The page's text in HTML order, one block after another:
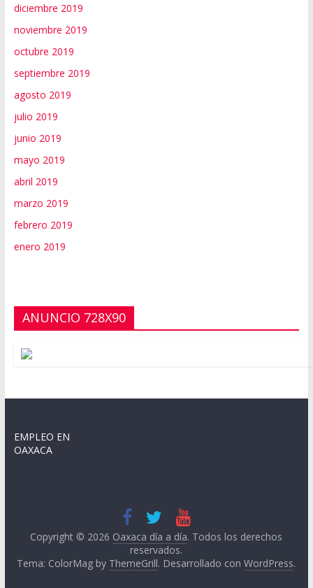
diciembre 2019
noviembre 2019
octubre 2019
septiembre 2019
agosto 2019
julio 2019
junio 2019
mayo 2019
abril 2019
marzo 2019
febrero 2019
enero 2019
ANUNCIO 728X90
EMPLEO EN
OAXACA
Copyright © 2026 Oaxaca día a día. Todos los derechos
reservados.
Tema: ColorMag by ThemeGrill. Desarrollado conWordPress.